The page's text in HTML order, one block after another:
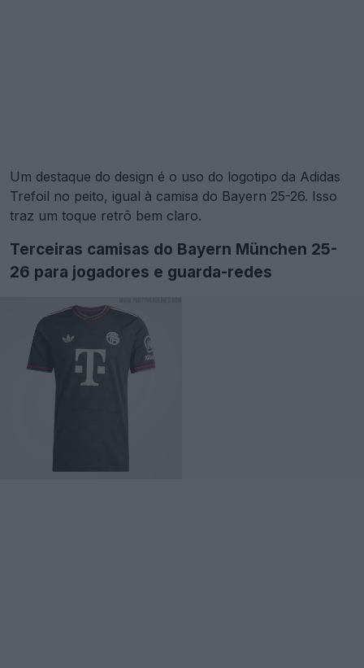
Um destaque do design é o uso do logotipo da Adidas
Trefoil no peito, igual à camisa do Bayern 25-26. Isso
traz um toque retrô bem claro.
Terceiras camisas do Bayern München 25-
26 para jogadores e guarda-redes